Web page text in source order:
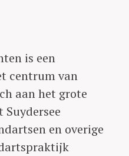
is een
centrum van
aan het grote
en overige